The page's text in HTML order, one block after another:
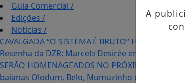
Guia Comercial /
Edições /
Notícias /
CAVALGADA “O SISTEMA É BRUTO”
Resenha da DZR: Marcele Desirée entrevista fãs
SERÃO HOMENAGEADOS NO PRÓXIMO DIA 14
baianas Olodum, Belo, Mumuzinho e
A